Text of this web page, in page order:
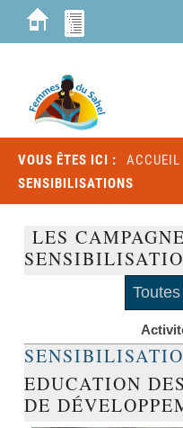
VOUS ÊTES ICI : ACCUEIL
SENSIBILISATIONS
LES
EDUCATION
DE